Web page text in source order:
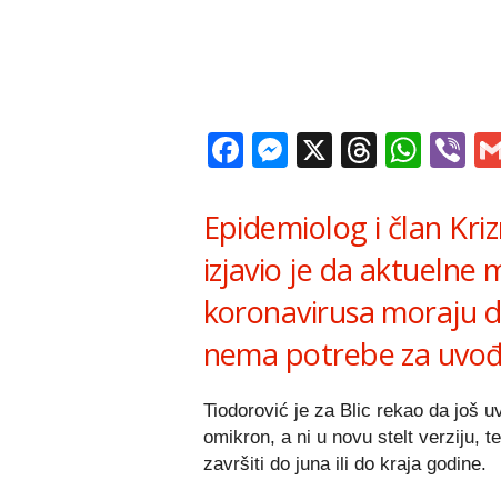
Facebook
Messenger
X
Epidemiolog i član
izjavio je da aktuelne
koronavirusa moraju
nema potrebe za
Tiodorović je za Blic rekao da još
omikron, a ni u novu stelt verziju,
završiti do juna ili do kraja godine.